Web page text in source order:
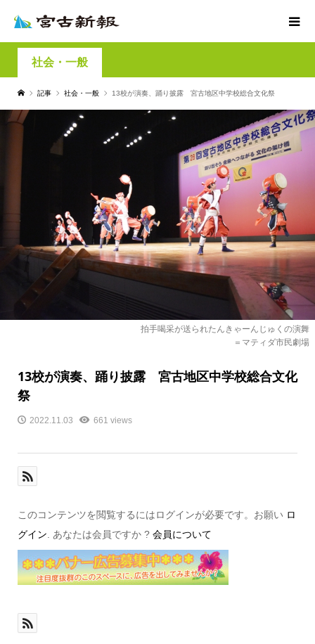
社会・一般
記事 社会・一般 13校が演奏、踊り披露 宮古地区中学校総合文化祭
拍手喝采が送られたんきゃーんじゅくの演舞
＝マティダ市民劇場
13校が演奏、踊り披露 宮古地区中学校総合文化
祭
2022.11.03 661 views
このコンテンツを閲覧するにはログインが必要です。お願い ロ
グイン . あなたは会員ですか ? 会員について